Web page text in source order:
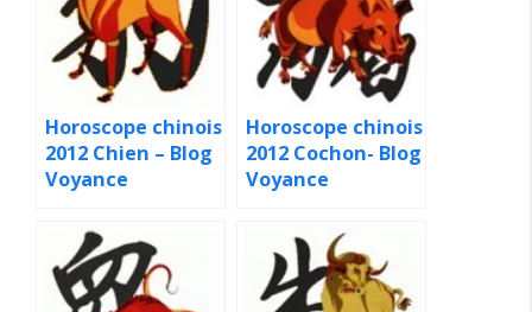
Horoscope chinois
2012 Chien – Blog
Voyance
Horoscope chinois
2012 Cochon- Blog
Voyance